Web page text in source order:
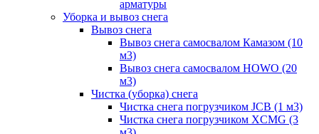
арматуры
Уборка и вывоз снега
Вывоз снега
Вывоз снега самосвалом Камазом (10
м3)
Вывоз снега самосвалом HOWO (20
м3)
Чистка (уборка) снега
Чистка снега погрузчиком JCB (1 м3)
Чистка снега погрузчиком XCMG (3